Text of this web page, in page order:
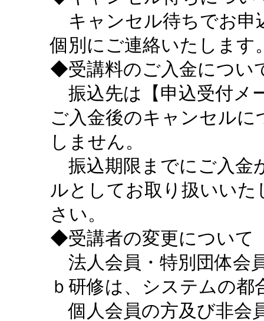
キャンセル待ちでお申
個別にご連絡いたします
◆受講料のご入金につい
振込先は【申込受付メ
ご入金後のキャンセル
しません。
振込期限までにご入金
ルとしてお取り扱いい
さい。
◆受講者の変更について
法人会員・特別団体会
ｂ研修は、システムの
個人会員の方及び非会